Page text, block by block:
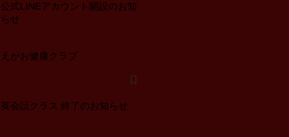
公式LINEアカウント開設のお知
らせ
えがお健康クラブ
英会話クラス 終了のお知らせ